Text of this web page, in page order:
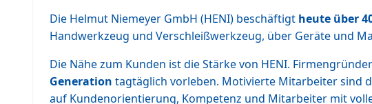
Die Helmut Niemeyer GmbH (HENI) beschäftigt heute über
Handwerkzeug und Verschleißwerkzeug, über Geräte und
Die Nähe zum Kunden ist die Stärke von HENI.
Generation tagtäglich vorleben. Motivierte Mitarbeiter sind
auf Kundenorientierung, Kompetenz und Mitarbeiter mit